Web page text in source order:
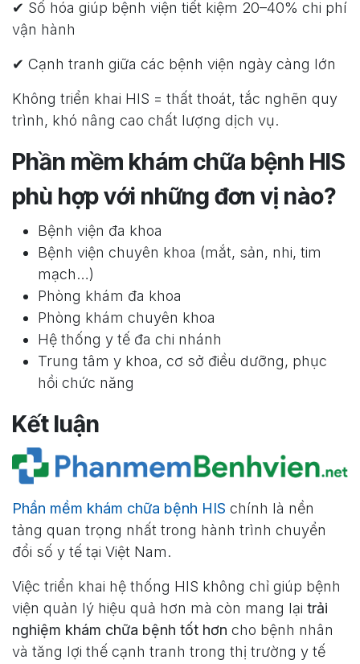
✔ Số hóa giúp bệnh viện tiết kiệm 20–40% chi phí
vận hành
✔ Cạnh tranh giữa các bệnh viện ngày càng lớn
Không triển khai HIS = thất thoát, tắc nghẽn quy
trình, khó nâng cao chất lượng dịch vụ.
Phần mềm khám chữa bệnh HIS
phù hợp với những đơn vị nào?
Bệnh viện đa khoa
Bệnh viện chuyên khoa (mắt, sản, nhi, tim
mạch…)
Phòng khám đa khoa
Phòng khám chuyên khoa
Hệ thống y tế đa chi nhánh
Trung tâm y khoa, cơ sở điều dưỡng, phục
hồi chức năng
Kết luận
Phần mềm khám chữa bệnh HIS chính là nền
tảng quan trọng nhất trong hành trình chuyển
đổi số y tế tại Việt Nam.
Việc triển khai hệ thống HIS không chỉ giúp bệnh
viện quản lý hiệu quả hơn mà còn mang lại trải
nghiệm khám chữa bệnh tốt hơn cho bệnh nhân
và tăng lợi thế cạnh tranh trong thị trường y tế